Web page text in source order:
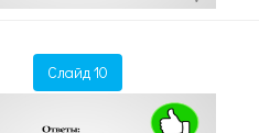
Слайд 10